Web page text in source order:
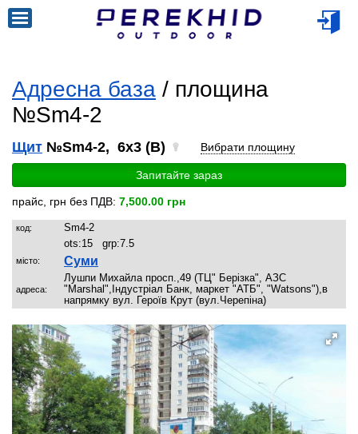
Адресна база / площина
№Sm4-2
Щит №Sm4-2, 6x3 (B) Вибрати площину
Запитайте зараз
прайс, грн без ПДВ: 7,500.00 грн
код:
Sm4-2
ots:15 grp:7.5
місто: Суми
адреса:
Лушпи Михайла просп.,49 (ТЦ" Берізка", АЗС
"Marshal",Індустріал Банк, маркет "АТБ", "Watsons"),в
напрямку вул. Героїв Крут (вул.Черепіна)